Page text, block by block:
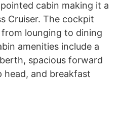
cabin making it a
Cruiser. The cockpit
lounging to dining
amenities include a
spacious forward
head, and breakfast